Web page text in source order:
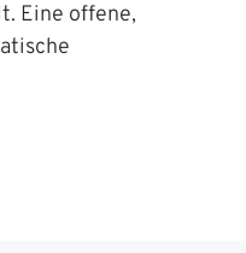
Eine offene,